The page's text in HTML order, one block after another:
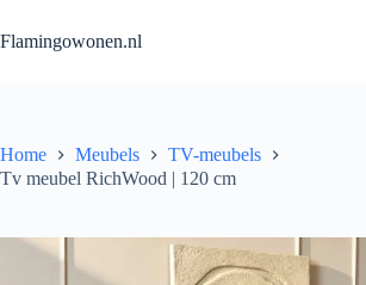
Flamingowonen.nl
Home Meubels
TV-meubels
Tv meubel RichWood | 120 cm